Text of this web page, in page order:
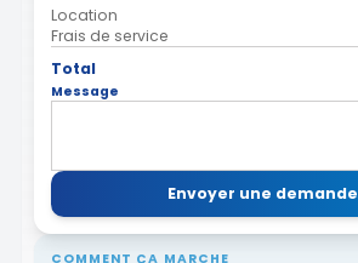
Location
Frais de service
Total
Message
Envoyer une demande
COMMENT ÇA MARCHE